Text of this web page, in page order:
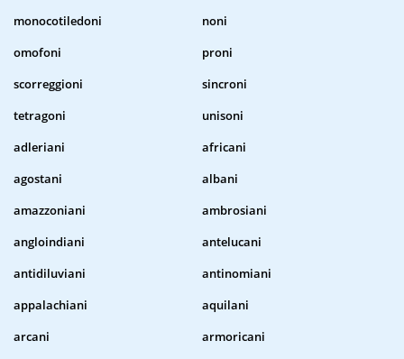
monocotiledoni
noni
omofoni
proni
scorreggioni
sincroni
tetragoni
unisoni
adleriani
africani
agostani
albani
amazzoniani
ambrosiani
angloindiani
antelucani
antidiluviani
antinomiani
appalachiani
aquilani
arcani
armoricani